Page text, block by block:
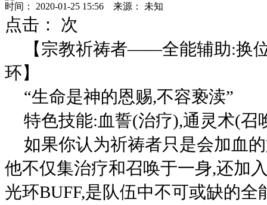
时间： 2020-01-25 15:56 来源： 未知
点击：
次
【宗教祈祷者——全能辅助:换
环】
“生命是神的恩赐,不容亵渎”
特色技能:血誓(治疗),通灵术(召
如果你认为祈祷者只是会加血
他不仅集治疗和召唤于一身,还加
光环BUFF,是队伍中不可或缺的